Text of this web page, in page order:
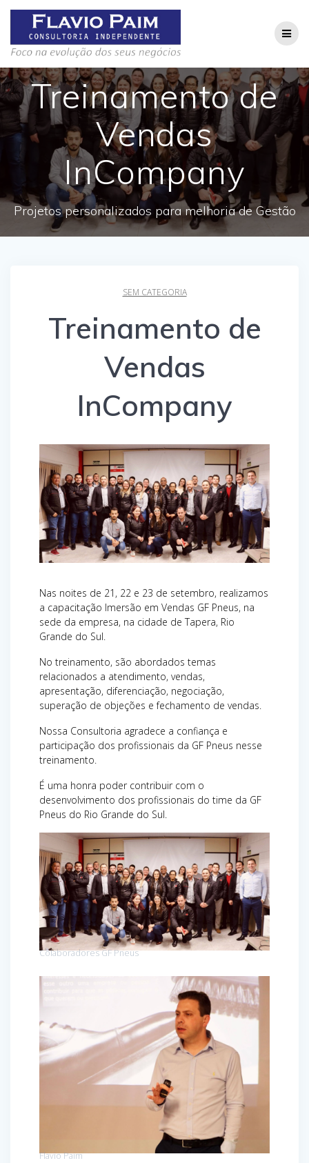
Skip
to
content
Treinamento de
Vendas
InCompany
Projetos personalizados para melhoria de Gestão
SEM CATEGORIA
Treinamento de
Vendas
InCompany
Nas noites de 21, 22 e 23 de setembro, realizamos
a capacitação Imersão em Vendas GF Pneus, na
sede da empresa, na cidade de Tapera, Rio
Grande do Sul.
No treinamento, são abordados temas
relacionados a atendimento, vendas,
apresentação, diferenciação, negociação,
superação de objeções e fechamento de vendas.
Nossa Consultoria agradece a confiança e
participação dos profissionais da GF Pneus nesse
treinamento.
É uma honra poder contribuir com o
desenvolvimento dos profissionais do time da GF
Pneus do Rio Grande do Sul.
Colaboradores GF Pneus
Flavio Paim